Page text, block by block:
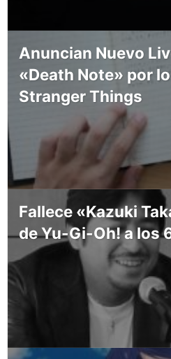
Anuncian Nuevo
«Death Note» por
Stranger Things
Fallece «Kazuki
de Yu-Gi-Oh! a los